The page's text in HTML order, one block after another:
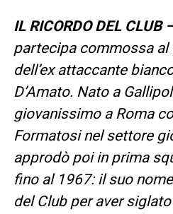
IL RICORDO DEL CLUB
partecipa commossa
dell’ex attaccante
D’Amato. Nato a
giovanissimo a Roma
Formatosi nel settore
approdò poi in prima
fino al 1967: il suo
del Club per aver